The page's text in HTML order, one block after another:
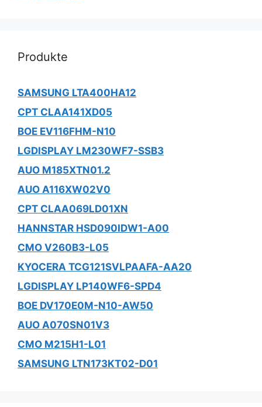
Produkte
SAMSUNG LTA400HA12
CPT CLAA141XD05
BOE EV116FHM-N10
LGDISPLAY LM230WF7-SSB3
AUO M185XTN01.2
AUO A116XW02V0
CPT CLAA069LD01XN
HANNSTAR HSD090IDW1-A00
CMO V260B3-L05
KYOCERA TCG121SVLPAAFA-AA20
LGDISPLAY LP140WF6-SPD4
BOE DV170E0M-N10-AW50
AUO A070SN01V3
CMO M215H1-L01
SAMSUNG LTN173KT02-D01